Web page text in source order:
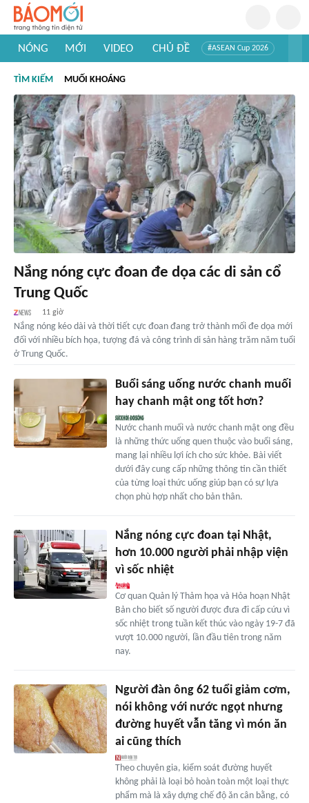
NÓNG MỚI VIDEO CHỦ ĐỀ #ASEAN Cup 2026
#Khám phá thế giới
TÌM KIẾM MUỐI KHOÁNG
Nắng nóng cực đoan đe dọa các di sản cổ
Trung Quốc
11 giờ
Nắng nóng kéo dài và thời tiết cực đoan đang trở thành mối đe dọa mới
đối với nhiều bích họa, tượng đá và công trình di sản hàng trăm năm tuổi
ở Trung Quốc.
Buổi sáng uống nước chanh muối
hay chanh mật ong tốt hơn?
Nước chanh muối và nước chanh mật ong đều
là những thức uống quen thuộc vào buổi sáng,
mang lại nhiều lợi ích cho sức khỏe. Bài viết
dưới đây cung cấp những thông tin cần thiết
của từng loại thức uống giúp bạn có sự lựa
chọn phù hợp nhất cho bản thân.
Nắng nóng cực đoan tại Nhật,
hơn 10.000 người phải nhập viện
vì sốc nhiệt
Cơ quan Quản lý Thảm họa và Hỏa hoạn Nhật
Bản cho biết số người được đưa đi cấp cứu vì
sốc nhiệt trong tuần kết thúc vào ngày 19-7 đã
vượt 10.000 người, lần đầu tiên trong năm
nay.
Người đàn ông 62 tuổi giảm cơm,
nói không với nước ngọt nhưng
đường huyết vẫn tăng vì món ăn
ai cũng thích
Theo chuyên gia, kiểm soát đường huyết
không phải là loại bỏ hoàn toàn một loại thực
phẩm mà là xây dựng chế độ ăn cân bằng, có